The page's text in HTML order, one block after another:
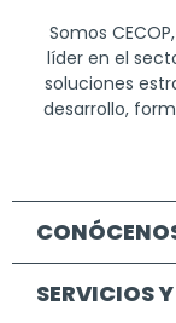
Somos
líder en el
soluciones
desarrollo,
SERVICIOS